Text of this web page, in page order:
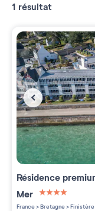
1 résultat
Résidence
Mer
4 étoiles sur
France>Bretagne>Finistère